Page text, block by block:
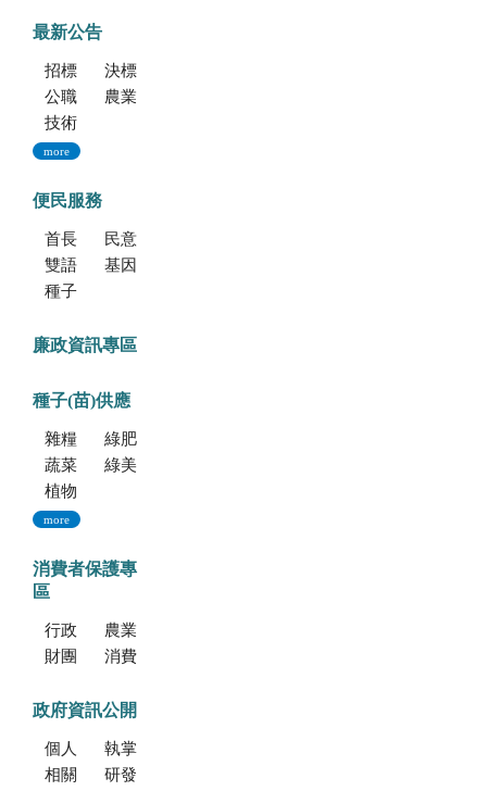
最新公告
招標公告
決標公告
公職人員利益衝突迴避法身份揭露專區
農業新聞
技術移轉公告
more
便民服務
首長信箱
民意信箱
雙語學習專區
基因改造植物委託檢測服務
種子調製加工暨寄倉服務
廉政資訊專區
種子(苗)供應
雜糧種子
綠肥種子
蔬菜種子
綠美化種苗
植物組織培養
more
消費者保護專
區
行政院消費者保護會
農業部消費者保護專區
財團法人中華民國消費者文教基金會
消費者保護法
政府資訊公開
個人資料保護專區
執掌與組織
相關法規
研發成果